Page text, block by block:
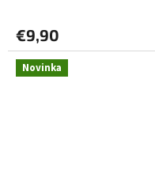
€9,90
Novinka